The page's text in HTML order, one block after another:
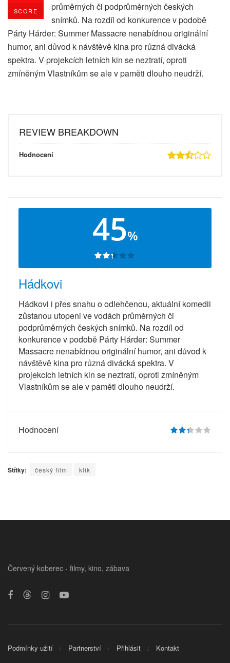
SCORE
průměrných či podprůměrných českých
snímků. Na rozdíl od konkurence v podobě
Párty Hárder: Summer Massacre nenabídnou originální
humor, ani důvod k návštěvě kina pro různá divácká
spektra. V projekcích letních kin se neztratí, oproti
zmíněným Vlastníkům se ale v paměti dlouho neudrží.
REVIEW BREAKDOWN
Hodnocení
45%
Hádkovi
Hádkovi i přes snahu o odlehčenou, aktuální komedii
zůstanou utopeni ve vodách průměrných či
podprůměrných českých snímků. Na rozdíl od
konkurence v podobě Párty Hárder: Summer
Massacre nenabídnou originální humor, ani důvod k
návštěvě kina pro různá divácká spektra. V
projekcích letních kin se neztratí, oproti zmíněným
Vlastníkům se ale v paměti dlouho neudrží.
Hodnocení
Štítky: český film klik
Červený koberec - filmy, kino, zábava
Podmínky užití Partnerství Přihlásit Kontakt